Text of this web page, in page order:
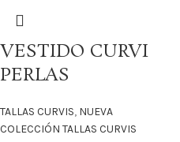
VESTIDO CURVI
PERLAS
TALLAS CURVIS, NUEVA
COLECCIÓN TALLAS CURVIS